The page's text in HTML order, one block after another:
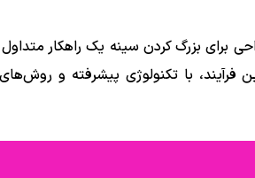
برای بزرگ کردن سینه یک راهکار
فرآیند، با تکنولوژی پیشرفته و